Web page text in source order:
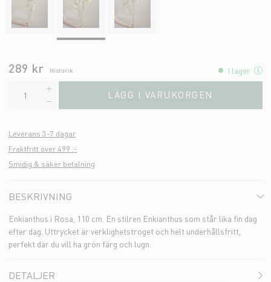
289 kr Historik I lager
LÄGG I VARUKORGEN
Leverans 3-7 dagar
Fraktfritt över 499 :-
Smidig & säker betalning
BESKRIVNING
Enkianthus i Rosa, 110 cm. En stilren Enkianthus som står lika fin dag
efter dag. Uttrycket är verklighetstroget och helt underhållsfritt,
perfekt där du vill ha grön färg och lugn.
DETALJER